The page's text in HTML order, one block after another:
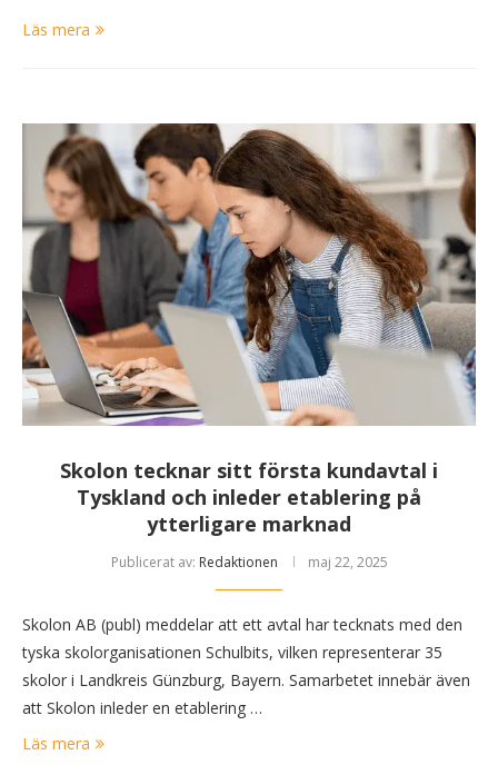
Läs mera
Skolon tecknar sitt första kundavtal i
Tyskland och inleder etablering på
ytterligare marknad
Publicerat av: Redaktionen maj 22, 2025
Skolon AB (publ) meddelar att ett avtal har tecknats med den
tyska skolorganisationen Schulbits, vilken representerar 35
skolor i Landkreis Günzburg, Bayern. Samarbetet innebär även
att Skolon inleder en etablering …
Läs mera